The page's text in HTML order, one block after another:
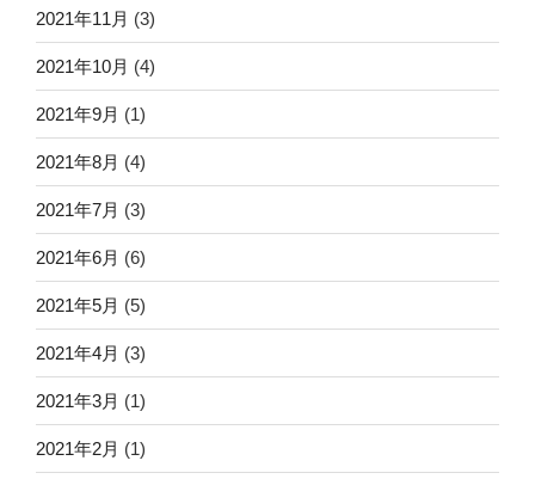
2021年11月 (3)
2021年10月 (4)
2021年9月 (1)
2021年8月 (4)
2021年7月 (3)
2021年6月 (6)
2021年5月 (5)
2021年4月 (3)
2021年3月 (1)
2021年2月 (1)